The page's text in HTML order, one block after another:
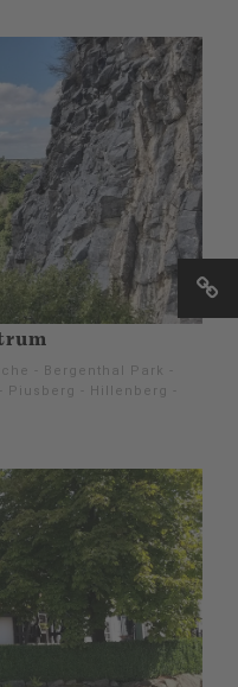
- Bergenthal Park -
- Hillenberg -